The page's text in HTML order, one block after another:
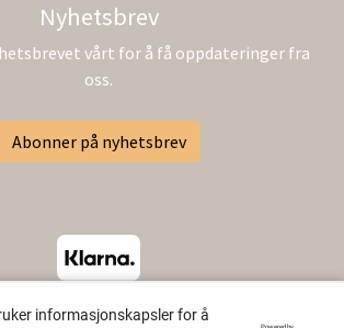
Nyhetsbrev
vårt for å få oppdateringer fra
oss.
Abonner på nyhetsbrev
informasjonskapsler for å
Powered by